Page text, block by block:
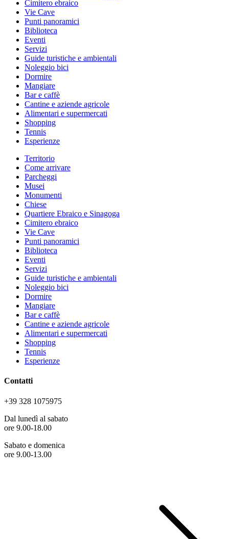
Cimitero ebraico
Vie Cave
Punti panoramici
Biblioteca
Eventi
Servizi
Guide turistiche e ambientali
Noleggio bici
Dormire
Mangiare
Bar e caffè
Cantine e aziende agricole
Alimentari e supermercati
Shopping
Tennis
Esperienze
Territorio
Come arrivare
Parcheggi
Musei
Monumenti
Chiese
Quartiere Ebraico e Sinagoga
Cimitero ebraico
Vie Cave
Punti panoramici
Biblioteca
Eventi
Servizi
Guide turistiche e ambientali
Noleggio bici
Dormire
Mangiare
Bar e caffè
Cantine e aziende agricole
Alimentari e supermercati
Shopping
Tennis
Esperienze
Contatti
+39 328 1075975
Dal lunedì al sabato
ore 9.00-18.00
Sabato e domenica
ore 9.00-13.00